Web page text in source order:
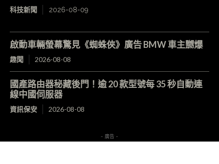
科技新聞 2026-08-09
啟動車輛螢幕驚見《蜘蛛俠》廣告 BMW 車主嬲爆
趣聞 2026-08-08
國產路由器秘藏後門！逾 20 款型號每 35 秒自動連
線中國伺服器
資訊保安 2026-08-08
- 廣告 -